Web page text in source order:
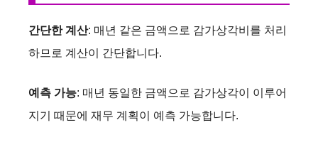
간단한 계산: 매년 같은 금액으로 감가상각비를 처리
하므로 계산이 간단합니다.
예측 가능: 매년 동일한 금액으로 감가상각이 이루어
지기 때문에 재무 계획이 예측 가능합니다.